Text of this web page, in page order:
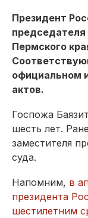
Президент
председателя
Пермского
официальном
актов.
Госпожа
шесть лет.
заместителя
суда.
Напомним, в
президента
шестилетним